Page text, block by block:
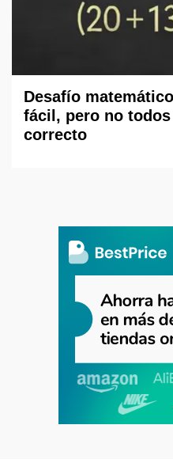
Desafío
fácil, pero no
correcto